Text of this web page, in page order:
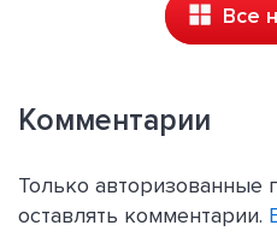
Все
Комментарии
Только авторизованные
оставлять комментарии.